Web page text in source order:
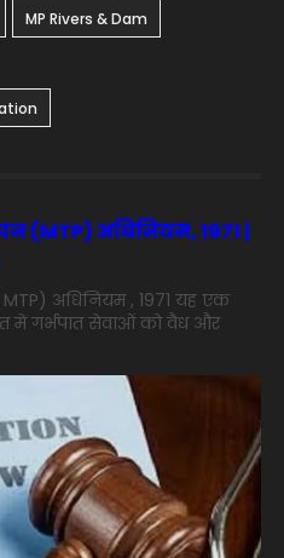
MP Rivers & Dam
(MTP) अधिनियम, 1971 |
अधिनियम , 1971 यह एक
में गर्भपात सेवाओं को वैध और